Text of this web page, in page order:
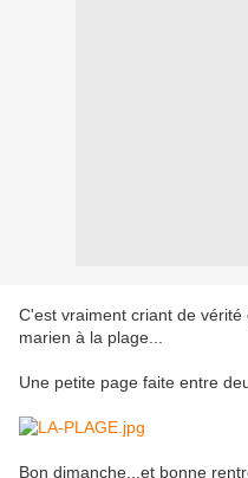
C'est vraiment criant de
marien à la plage...
Une petite page faite entre
Bon dimanche...et bonne